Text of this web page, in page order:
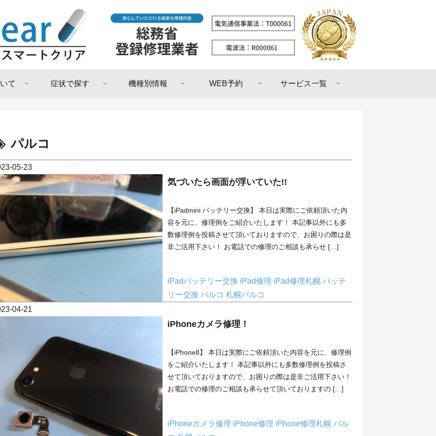
て 症状で探す 機種別情報 WEB予約 サービス一覧
パルコ
05-23
気づいたら画面が浮いていた!!
【iPadmini バッテリー交換】 本日は実際にご依頼頂いた内
容を元に、修理例をご紹介いたします！ 本記事以外にも多
数修理例を投稿させて頂いておりますので、お困りの際は是
非ご活用下さい！ お電話での修理のご相談も承らせ […]
iPadバッテリー交換 iPad修理 iPad修理札幌 バッテ
リー交換 パルコ 札幌パルコ
04-21
iPhoneカメラ修理！
【iPhone8】 本日は実際にご依頼頂いた内容を元に、修理例
をご紹介いたします！ 本記事以外にも多数修理例を投稿さ
せて頂いておりますので、お困りの際は是非ご活用下さい！
お電話での修理のご相談も承らせて頂いておりますの […]
iPhoneカメラ修理 iPhone修理 iPhone修理札幌 パル